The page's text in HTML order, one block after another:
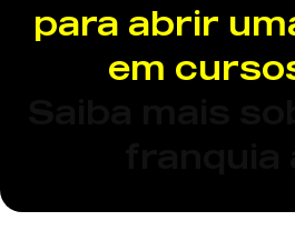
para abrir
em